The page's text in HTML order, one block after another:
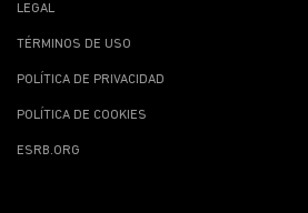
LEGAL
TÉRMINOS DE USO
POLÍTICA DE PRIVACIDAD
POLÍTICA DE COOKIES
ESRB.ORG